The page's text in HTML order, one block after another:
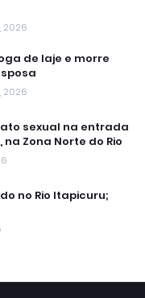
2026
de laje e morre
2026
sexual na entrada
Zona Norte do Rio
no Rio Itapicuru;